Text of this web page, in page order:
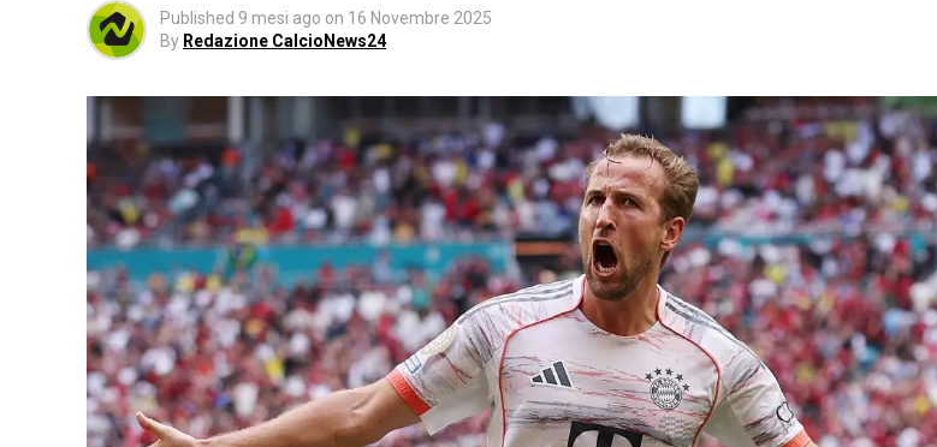
Published 9 mesi ago on 16 Novembre 2025
By Redazione CalcioNews24